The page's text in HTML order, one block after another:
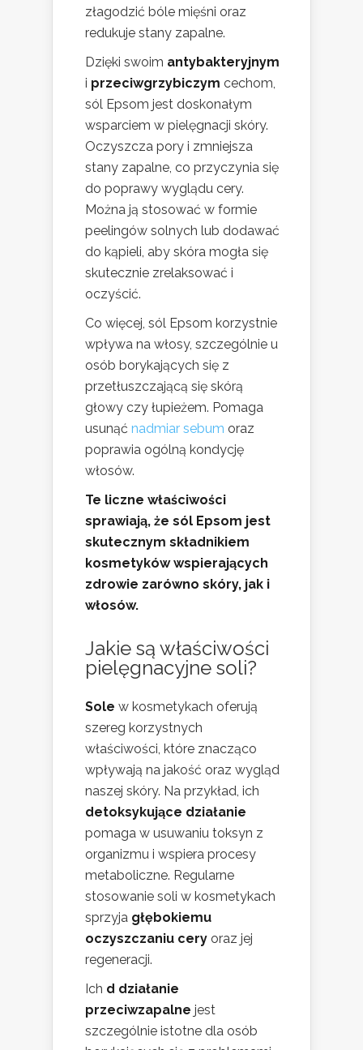
złagodzić bóle mięśni oraz
redukuje stany zapalne.
Dzięki swoim antybakteryjnym
i przeciwgrzybiczym cechom,
sól Epsom jest doskonałym
wsparciem w pielęgnacji skóry.
Oczyszcza pory i zmniejsza
stany zapalne, co przyczynia się
do poprawy wyglądu cery.
Można ją stosować w formie
peelingów solnych lub dodawać
do kąpieli, aby skóra mogła się
skutecznie zrelaksować i
oczyścić.
Co więcej, sól Epsom korzystnie
wpływa na włosy, szczególnie u
osób borykających się z
przetłuszczającą się skórą
głowy czy łupieżem. Pomaga
usunąć nadmiar sebum oraz
poprawia ogólną kondycję
włosów.
Te liczne właściwości
sprawiają, że sól Epsom jest
skutecznym składnikiem
kosmetyków wspierających
zdrowie zarówno skóry, jak i
włosów.
Jakie są właściwości
pielęgnacyjne soli?
Sole w kosmetykach oferują
szereg korzystnych
właściwości, które znacząco
wpływają na jakość oraz wygląd
naszej skóry. Na przykład, ich
detoksykujące działanie
pomaga w usuwaniu toksyn z
organizmu i wspiera procesy
metaboliczne. Regularne
stosowanie soli w kosmetykach
sprzyja głębokiemu
oczyszczaniu cery oraz jej
regeneracji.
Ich d działanie
przeciwzapalne jest
szczególnie istotne dla osób